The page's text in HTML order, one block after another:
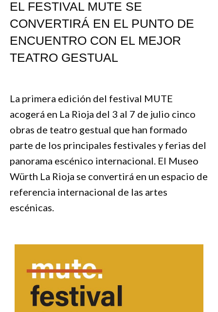
EL FESTIVAL MUTE SE
CONVERTIRÁ EN EL PUNTO DE
ENCUENTRO CON EL MEJOR
TEATRO GESTUAL
La primera edición del festival MUTE
acogerá en La Rioja del 3 al 7 de julio cinco
obras de teatro gestual que han formado
parte de los principales festivales y ferias del
panorama escénico internacional. El Museo
Würth La Rioja se convertirá en un espacio de
referencia internacional de las artes
escénicas.